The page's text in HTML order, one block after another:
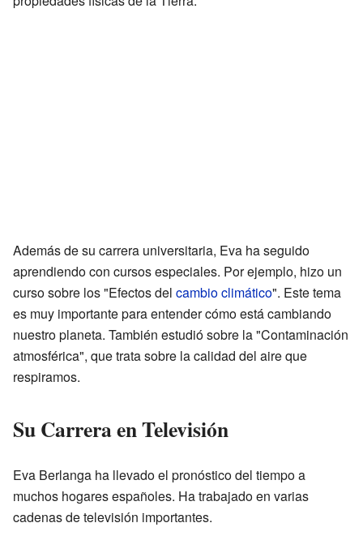
Además de su carrera universitaria, Eva ha seguido
aprendiendo con cursos especiales. Por ejemplo, hizo un
curso sobre los "Efectos del cambio climático". Este tema
es muy importante para entender cómo está cambiando
nuestro planeta. También estudió sobre la "Contaminación
atmosférica", que trata sobre la calidad del aire que
respiramos.
Su Carrera en Televisión
Eva Berlanga ha llevado el pronóstico del tiempo a
muchos hogares españoles. Ha trabajado en varias
cadenas de televisión importantes.